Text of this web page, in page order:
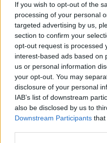
If you wish to opt-out of the
processing of your personal
targeted advertising by us,
section to confirm your
opt-out request is processed
interest-based ads based on
us or personal information
your opt-out. You may
disclosure of your personal
IAB’s list of downstream
also be disclosed by us to
Downstream Participants that
πρωτάθλημα, του
από μεριάς της
του κινήτρου των
να δείξουν την αξία
μεταγραφικής αγοράς
συμβόλαια που
Δουλειά του
ομάδα του σε αυτό
καλύτερη δυνατή